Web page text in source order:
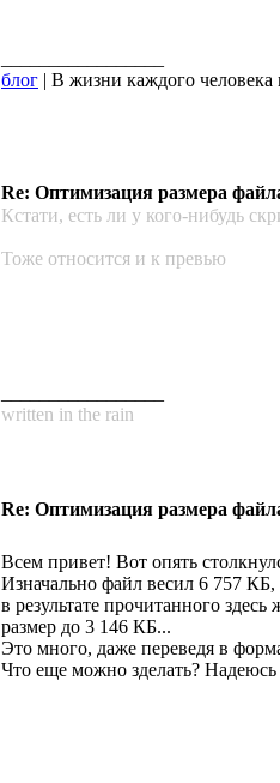
блог | В жизни каждого человека
Re: Оптимизация размера
Кстати, есть ли у кого-нибудь
Тоже относится и к превью
written in the rain
Re: Оптимизация размера
Всем привет! Вот опять
Изначально файл весил 6 757 КБ,
в результате прочитанного
размер до 3 146 КБ...
Это много, даже переведя в
Что еще можно зделать? Надеюсь